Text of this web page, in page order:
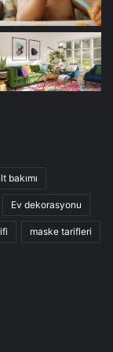
kilo verme
bakımı
Ev dekorasyonu
maske tarifleri